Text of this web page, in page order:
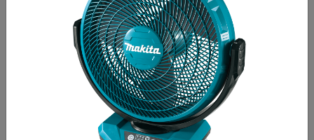
Vissza
Kategóriák
Elektromos grill